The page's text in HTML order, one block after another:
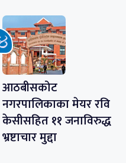
आठबीसकोट
नगरपालिकाका मेयर रवि
केसीसहित ११ जनाविरुद्ध
भ्रष्टाचार मुद्दा